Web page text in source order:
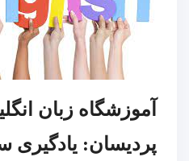
آموزشگاه زبان
پردیسان: یادگیری